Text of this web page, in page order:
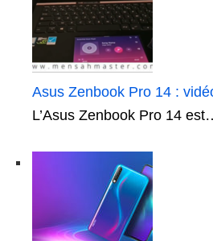
Asus Zenbook Pro 14 :
L’Asus Zenbook Pro 14